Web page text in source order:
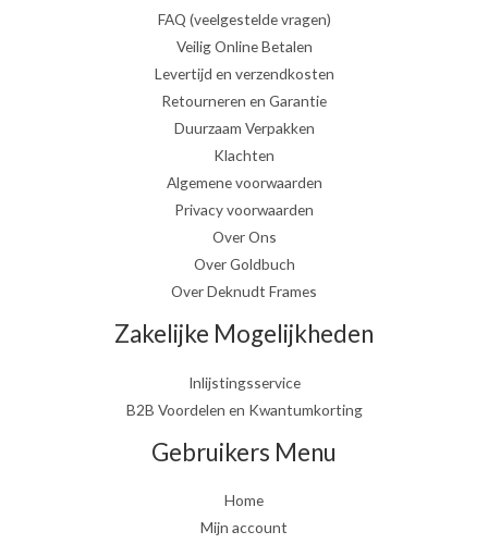
FAQ (veelgestelde vragen)
Veilig Online Betalen
Levertijd en verzendkosten
Retourneren en Garantie
Duurzaam Verpakken
Klachten
Algemene voorwaarden
Privacy voorwaarden
Over Ons
Over Goldbuch
Over Deknudt Frames
Zakelijke Mogelijkheden
Inlijstingsservice
B2B Voordelen en Kwantumkorting
Gebruikers Menu
Home
Mijn account